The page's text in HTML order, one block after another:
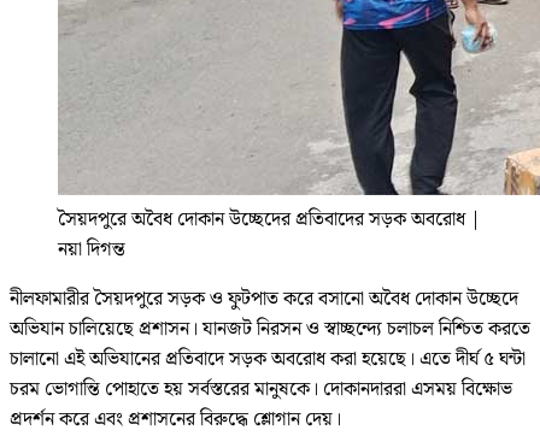
সৈয়দপুরে অবৈধ দোকান উচ্ছেদের প্রতিবাদের সড়ক অবরোধ |
নয়া দিগন্ত
নীলফামারীর সৈয়দপুরে সড়ক ও ফুটপাত করে বসানো অবৈধ দোকান উচ্ছেদে
অভিযান চালিয়েছে প্রশাসন। যানজট নিরসন ও স্বাচ্ছন্দ্যে চলাচল নিশ্চিত করতে
চালানো এই অভিযানের প্রতিবাদে সড়ক অবরোধ করা হয়েছে। এতে দীর্ঘ ৫ ঘন্টা
চরম ভোগান্তি পোহাতে হয় সর্বস্তরের মানুষকে। দোকানদাররা এসময় বিক্ষোভ
প্রদর্শন করে এবং প্রশাসনের বিরুদ্ধে শ্লোগান দেয়।